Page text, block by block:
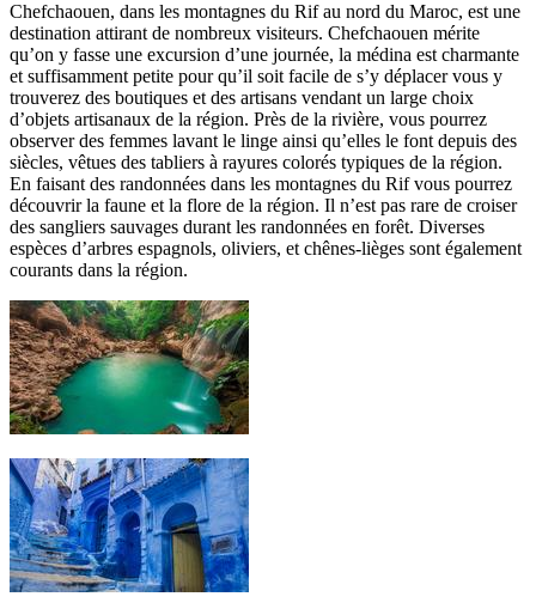
Chefchaouen, dans les montagnes du Rif au nord du Maroc, est une
destination attirant de nombreux visiteurs. Chefchaouen mérite
qu’on y fasse une excursion d’une journée, la médina est charmante
et suffisamment petite pour qu’il soit facile de s’y déplacer vous y
trouverez des boutiques et des artisans vendant un large choix
d’objets artisanaux de la région. Près de la rivière, vous pourrez
observer des femmes lavant le linge ainsi qu’elles le font depuis des
siècles, vêtues des tabliers à rayures colorés typiques de la région.
En faisant des randonnées dans les montagnes du Rif vous pourrez
découvrir la faune et la flore de la région. Il n’est pas rare de croiser
des sangliers sauvages durant les randonnées en forêt. Diverses
espèces d’arbres espagnols, oliviers, et chênes-lièges sont également
courants dans la région.